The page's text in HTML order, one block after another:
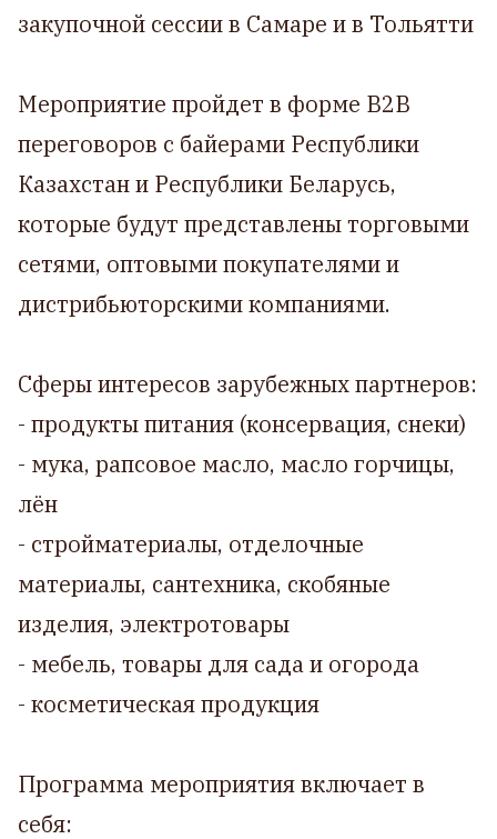
закупочной сессии в Самаре и в Тольятти
Мероприятие пройдет в форме B2B
переговоров с байерами Республики
Казахстан и Республики Беларусь,
которые будут представлены торговыми
сетями, оптовыми покупателями и
дистрибьюторскими компаниями.
Сферы интересов зарубежных партнеров:
- продукты питания (консервация, снеки)
- мука, рапсовое масло, масло горчицы,
лён
- стройматериалы, отделочные
материалы, сантехника, скобяные
изделия, электротовары
- мебель, товары для сада и огорода
- косметическая продукция
Программа мероприятия включает в
себя: